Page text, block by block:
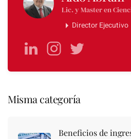
Lic. y Master en
Director Ejecutivo
Misma categoría
Beneficios de